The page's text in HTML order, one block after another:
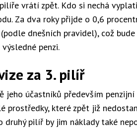
vrátí zpět. Kdo si nechá
Za dva roky přijde o 0,6
dnešních pravidel), což
penzi.
za 3. pilíř
jeho účastníků především penzijní
prostředky, které zpět již
druhý pilíř by jim náklady také